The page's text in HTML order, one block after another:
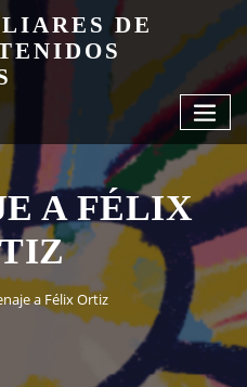
DE
A FÉLIX
a Félix Ortiz